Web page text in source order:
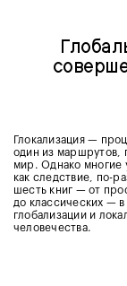
Глокализация —
один из маршрутов,
мир. Однако многие
как следствие, по-
шесть книг — от
до классических —
глобализации и
человечества.